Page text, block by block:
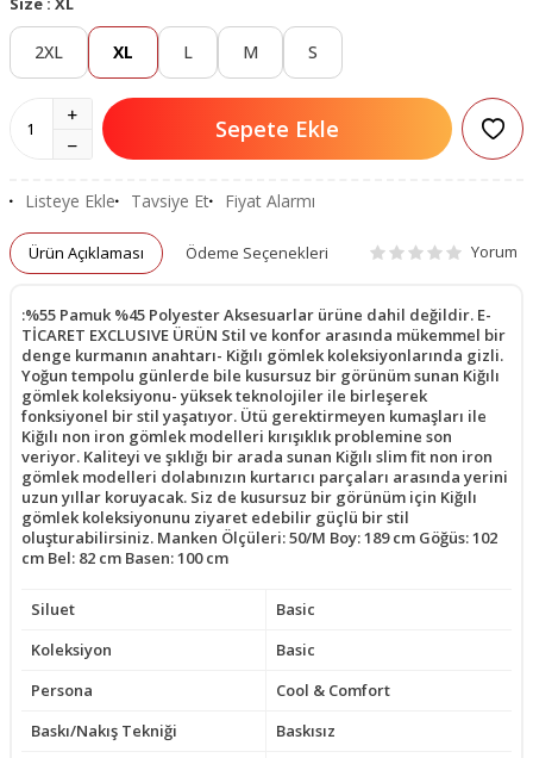
2XL XL L M S
Sepete Ekle
Listeye Ekle Tavsiye Et Fiyat Alarmı
Ürün Açıklaması Ödeme Seçenekleri Yorum
:%55 Pamuk %45 Polyester Aksesuarlar ürüne dahil değildir. E-
TİCARET EXCLUSIVE ÜRÜN Stil ve konfor arasında mükemmel bir
denge kurmanın anahtarı- Kiğılı gömlek koleksiyonlarında gizli.
Yoğun tempolu günlerde bile kusursuz bir görünüm sunan Kiğılı
gömlek koleksiyonu- yüksek teknolojiler ile birleşerek
fonksiyonel bir stil yaşatıyor. Ütü gerektirmeyen kumaşları ile
Kiğılı non iron gömlek modelleri kırışıklık problemine son
veriyor. Kaliteyi ve şıklığı bir arada sunan Kiğılı slim fit non iron
gömlek modelleri dolabınızın kurtarıcı parçaları arasında yerini
uzun yıllar koruyacak. Siz de kusursuz bir görünüm için Kiğılı
gömlek koleksiyonunu ziyaret edebilir güçlü bir stil
oluşturabilirsiniz. Manken Ölçüleri: 50/M Boy: 189 cm Göğüs: 102
cm Bel: 82 cm Basen: 100 cm
Siluet
Basic
Koleksiyon
Basic
Persona
Cool & Comfort
Baskı/Nakış Tekniği
Baskısız